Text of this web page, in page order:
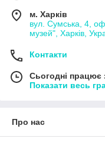
м. Харків
вул. Сумська, 4,
музей", Харків,
Контакти
Сьогодні працює
Показати весь
Про нас